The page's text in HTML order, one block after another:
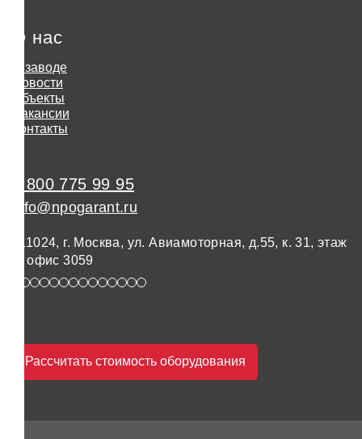
О нас
О заводе
Новости
Объекты
Вакансии
Контакты
8 800 775 99 95
info@npogarant.ru
111024, г. Москва, ул. Авиамоторная, д.55, к. 31, этаж
3, офис 3059
Рассчитать стоимость оборудования